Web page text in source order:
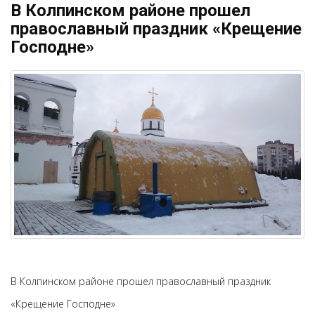
В Колпинском районе прошел
православный праздник «Крещение
Господне»
В Колпинском районе прошел православный праздник
«Крещение Господне»